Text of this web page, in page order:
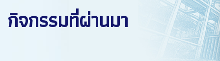
กิจกรรมที่ผ่านมา